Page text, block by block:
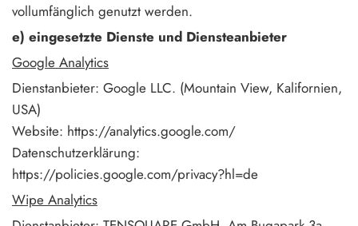
vollumfänglich genutzt werden.
e) eingesetzte Dienste und Diensteanbieter
Google Analytics
Dienstanbieter: Google LLC. (Mountain View, Kalifornien,
USA)
Website: https://analytics.google.com/
Datenschutzerklärung:
https://policies.google.com/privacy?hl=de
Wipe Analytics